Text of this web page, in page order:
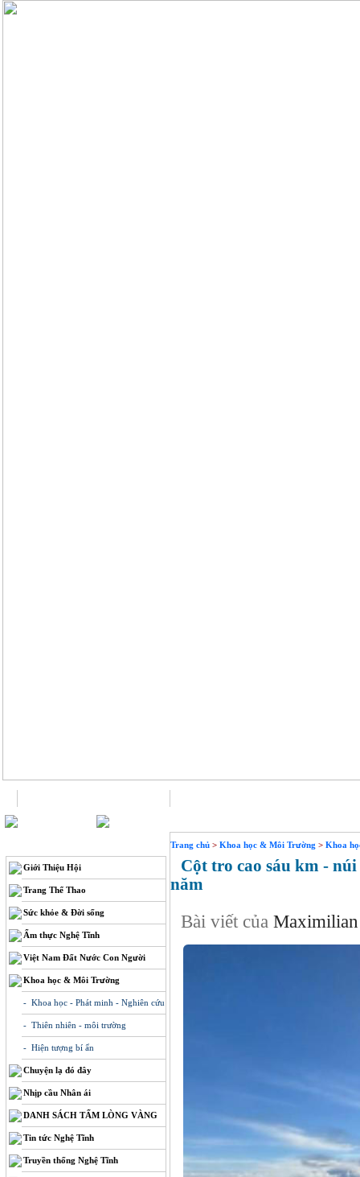
Giới Thiệu Hội
Trang Thể Thao
Sức khỏe & Đời sống
Ẩm thực Nghệ Tĩnh
Việt Nam Đất Nước Con Người
Khoa học & Môi Trường
- Khoa học - Phát minh - Nghiên cứu
- Thiên nhiên - môi trường
- Hiện tượng bí ẩn
Chuyện lạ đó đây
Nhịp cầu Nhân ái
DANH SÁCH TẤM LÒNG VÀNG
Tin tức Nghệ Tĩnh
Truyền thống Nghệ Tĩnh
Trang chủ > Khoa học & Môi Trường > Khoa
Cột tro cao sáu km -
năm
Bài viết của